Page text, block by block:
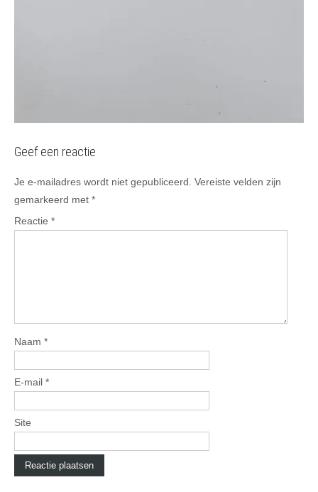
Geef een reactie
Je e-mailadres wordt niet gepubliceerd. Vereiste velden zijn
gemarkeerd met *
Reactie *
Naam *
E-mail *
Site